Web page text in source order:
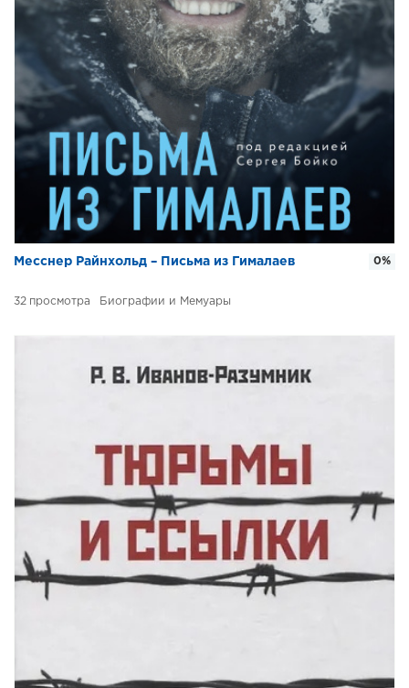
Месснер Райнхольд – Письма из Гималаев
32 Биографии и Мемуары
0%